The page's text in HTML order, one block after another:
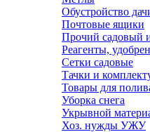
Обустройство
Почтовые ящики
Прочий садовый
Реагенты,
Сетки садовые
Тачки и
Товары для
Уборка снега
Укрывной
Хоз. нужды УЖУ